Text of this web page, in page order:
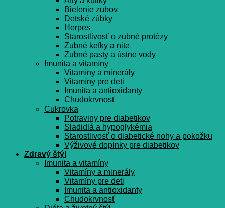
Bielenie zubov
Detské zúbky
Herpes
Starostlivosť o zubné protézy
Zubné kefky a nite
Zubné pasty a ústne vody
Imunita a vitamíny
Vitamíny a minerály
Vitamíny pre deti
Imunita a antioxidanty
Chudokrvnosť
Cukrovka
Potraviny pre diabetikov
Sladidlá a hypoglykémia
Starostlivosť o diabetické nohy a pokožku
Výživové doplnky pre diabetikov
Zdravý štýl
Imunita a vitamíny
Vitamíny a minerály
Vitamíny pre deti
Imunita a antioxidanty
Chudokrvnosť